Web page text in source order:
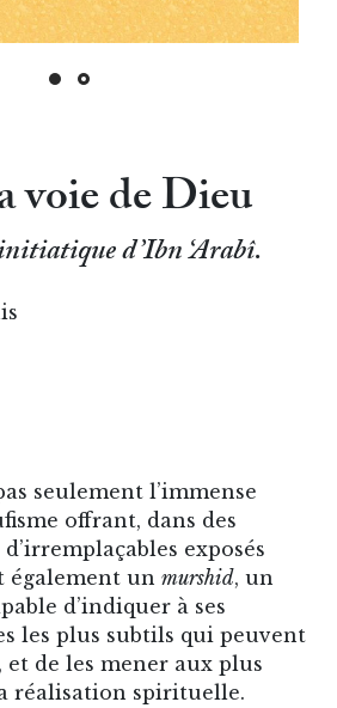
voie de Dieu
d’Ibn ‘Arabî.
seulement l’immense
offrant, dans des
exposés
également un murshid, un
d’indiquer à ses
les plus subtils qui peuvent
de les mener aux plus
réalisation spirituelle.